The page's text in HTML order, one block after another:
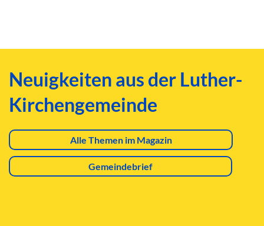
Neuigkeiten aus der Luther-
Kirchengemeinde
Alle Themen im Magazin
Gemeindebrief